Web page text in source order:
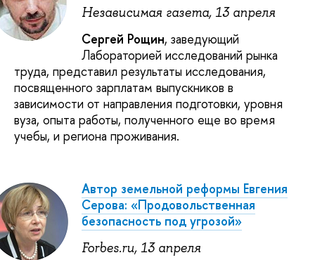
Независимая газета, 13 апреля
Сергей Рощин, заведующий
Лабораторией исследований рынка
труда, представил результаты исследования,
посвященного зарплатам выпускников в
зависимости от направления подготовки, уровня
вуза, опыта работы, полученного еще во время
учебы, и региона проживания.
Автор земельной реформы Евгения
Серова: «Продовольственная
безопасность под угрозой»
Forbes.ru, 13 апреля